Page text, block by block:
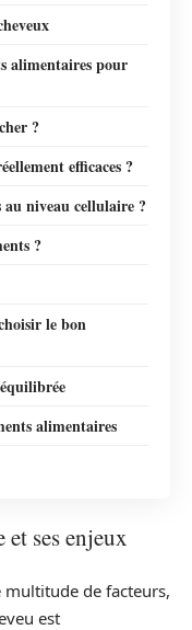
alimentaires pour
?
efficaces ?
au niveau cellulaire ?
?
le bon
alimentaires
ses enjeux
multitude de facteurs,
est